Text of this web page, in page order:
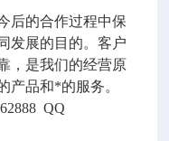
后的合作过程中保
发展的目的。客户
，是我们的经营原
产品和*的服务。
QQ